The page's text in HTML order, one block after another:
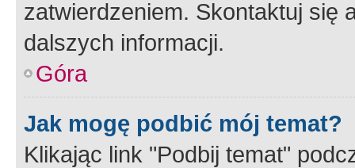
zatwierdzeniem. Skontaktuj się
dalszych informacji.
Góra
Jak mogę podbić mój temat?
Klikając link "Podbij temat"